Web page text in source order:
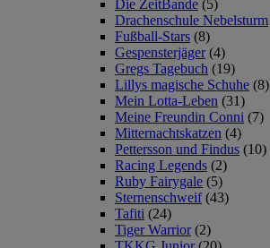
Die ZeitBande (5)
Drachenschule Nebelsturm
Fußball-Stars (8)
Gespensterjäger (4)
Gregs Tagebuch (19)
Lillys magische Schuhe (8)
Mein Lotta-Leben (31)
Meine Freundin Conni (7)
Mitternachtskatzen (4)
Pettersson und Findus (10)
Racing Legends (2)
Ruby Fairygale (5)
Sternenschweif (43)
Tafiti (24)
Tiger Warrior (2)